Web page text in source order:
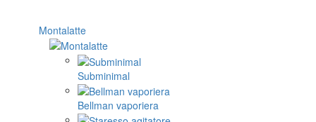
Montalatte
Subminimal
Bellman vaporiera